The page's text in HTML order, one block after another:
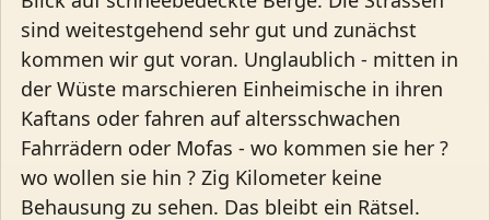
sind weitestgehend sehr gut und zunächst
kommen wir gut voran. Unglaublich - mitten in
der Wüste marschieren Einheimische in ihren
Kaftans oder fahren auf altersschwachen
Fahrrädern oder Mofas - wo kommen sie her ?
wo wollen sie hin ? Zig Kilometer keine
Behausung zu sehen. Das bleibt ein Rätsel.